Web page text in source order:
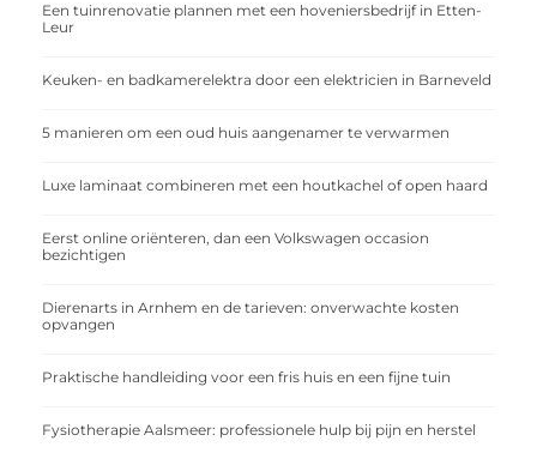
Een tuinrenovatie plannen met een hoveniersbedrijf in Etten-
Leur
Keuken- en badkamerelektra door een elektricien in Barneveld
5 manieren om een oud huis aangenamer te verwarmen
Luxe laminaat combineren met een houtkachel of open haard
Eerst online oriënteren, dan een Volkswagen occasion
bezichtigen
Dierenarts in Arnhem en de tarieven: onverwachte kosten
opvangen
Praktische handleiding voor een fris huis en een fijne tuin
Fysiotherapie Aalsmeer: professionele hulp bij pijn en herstel